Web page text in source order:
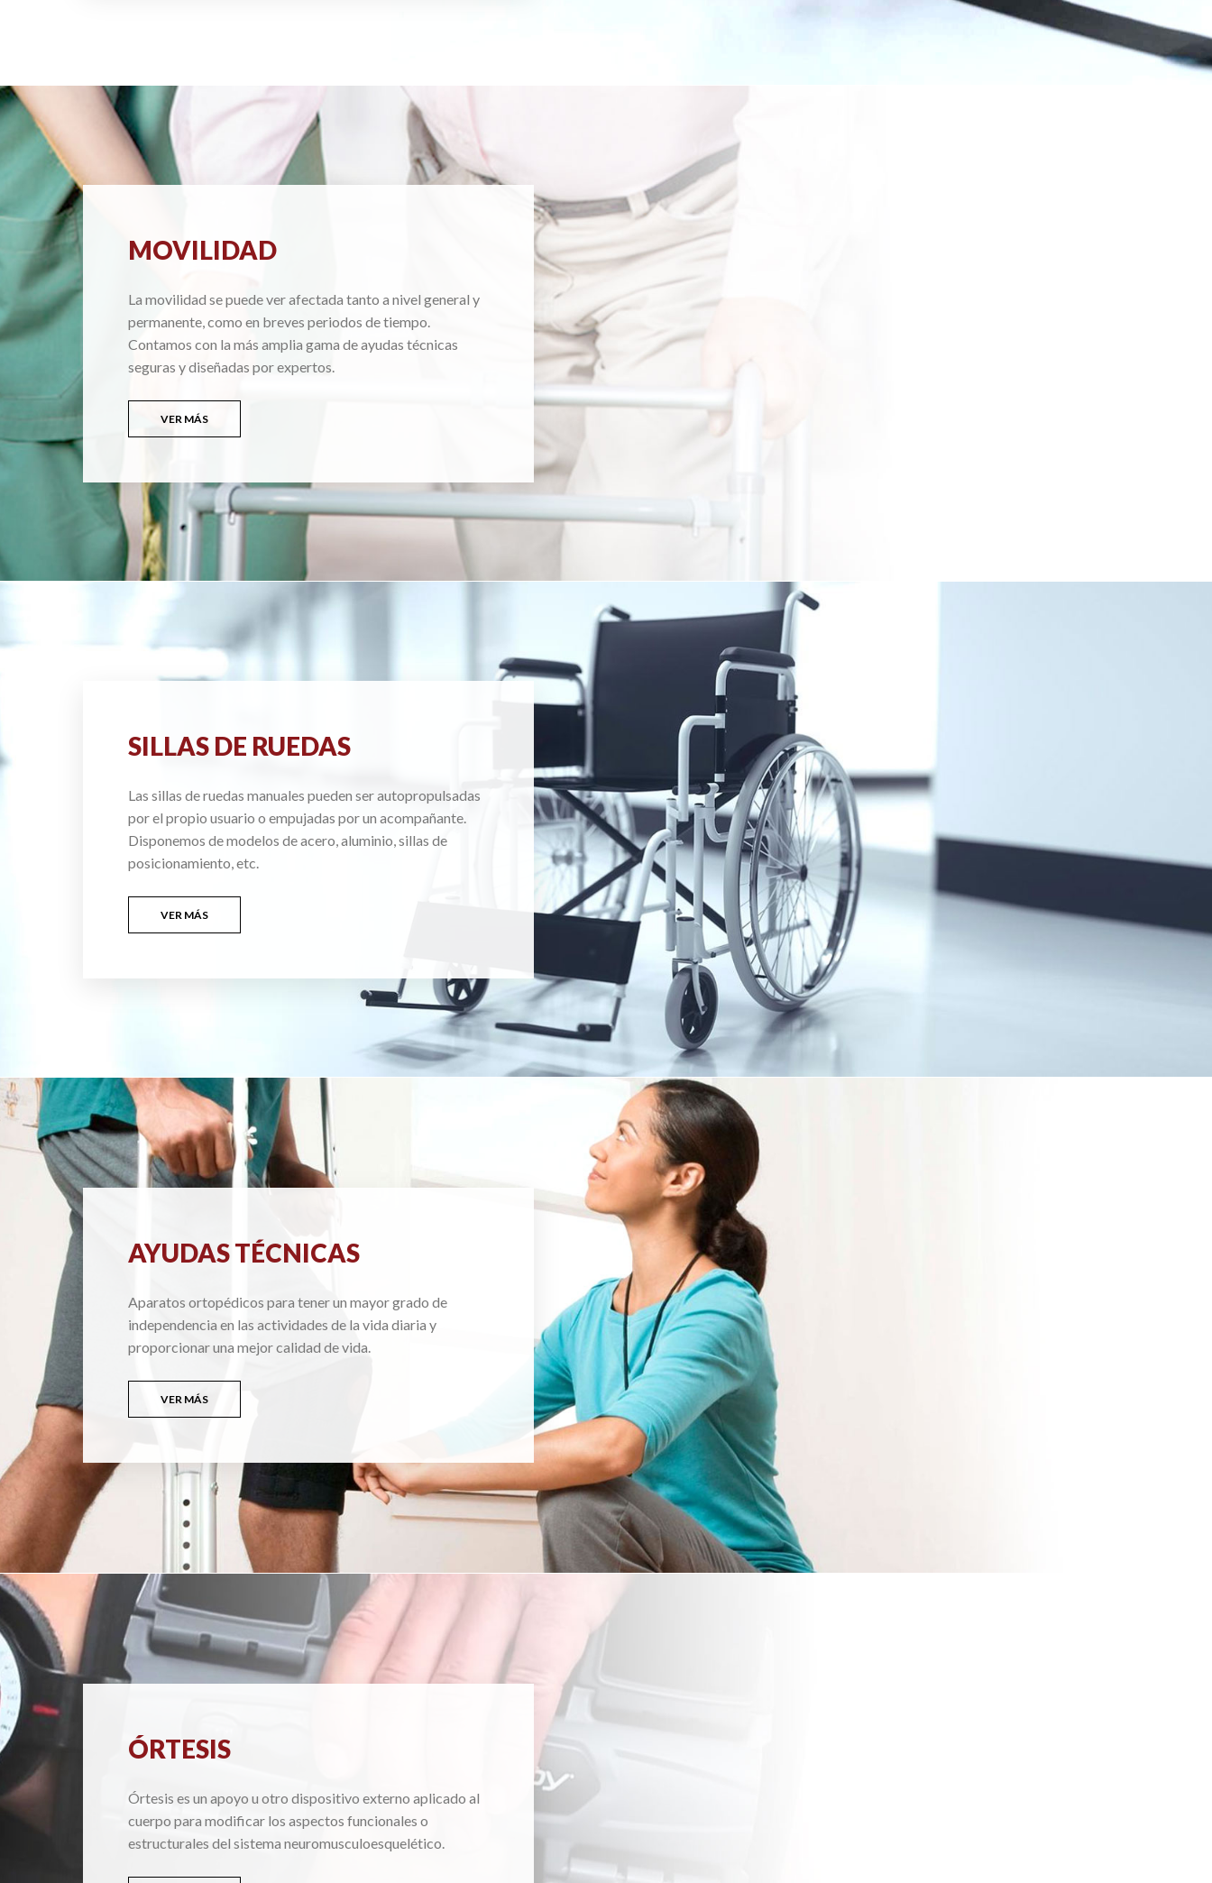
MOVILIDAD
La movilidad se puede ver afectada tanto a nivel general y
permanente, como en breves periodos de tiempo.
Contamos con la más amplia gama de ayudas técnicas
seguras y diseñadas por expertos.
VER MÁS
SILLAS DE RUEDAS
Las sillas de ruedas manuales pueden ser autopropulsadas
por el propio usuario o empujadas por un acompañante.
Disponemos de modelos de acero, aluminio, sillas de
posicionamiento, etc.
VER MÁS
AYUDAS TÉCNICAS
Aparatos ortopédicos para tener un mayor grado de
independencia en las actividades de la vida diaria y
proporcionar una mejor calidad de vida.
VER MÁS
ÓRTESIS
Órtesis es un apoyo u otro dispositivo externo aplicado al
cuerpo para modificar los aspectos funcionales o
estructurales del sistema neuromusculoesquelético.